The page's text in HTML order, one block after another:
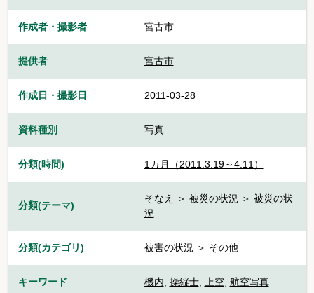
作成者・撮影者 宮古市
提供者 宮古市
作成日・撮影日 2011-03-28
資料種別 写真
分類(時間) 1カ月（2011.3.19～4.11）
分類(テーマ)
そなえ ＞ 被災の状況 ＞ 被災の状
況
分類(カテゴリ) 被害の状況 ＞ その他
キーワード 機内, 操縦士, 上空, 航空写真